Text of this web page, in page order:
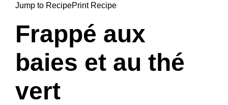
Jump to RecipePrint Recipe
Frappé aux
baies et au thé
vert